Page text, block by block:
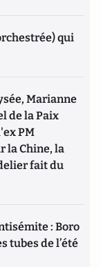
qui
Marianne
de la Paix
PM
la Chine, la
fait du
: Boro
tubes de l’été